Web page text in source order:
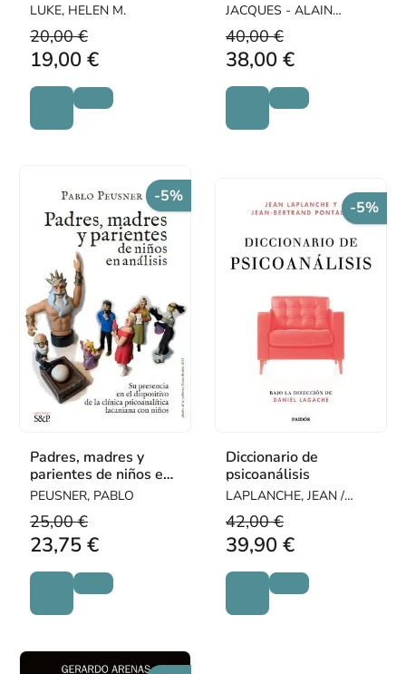
LUKE, HELEN M.
20,00 €
19,00 €
JACQUES - ALAIN
MILLER
40,00 €
38,00 €
-5%
Padres, madres y
parientes de niños en
análisis
PEUSNER, PABLO
25,00 €
23,75 €
-5%
Diccionario de
psicoanálisis
LAPLANCHE, JEAN /
PONTALIS, JEAN-
BERTRAND
42,00 €
39,90 €